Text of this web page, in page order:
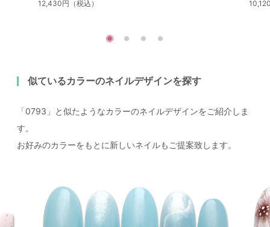
12,430円（税込）
似ているカラーのネイルデザインを探す
「0793」と似たようなカラーのネイルデザインをご紹介しま
す。
お好みのカラーをもとに新しいネイルもご提案致します。